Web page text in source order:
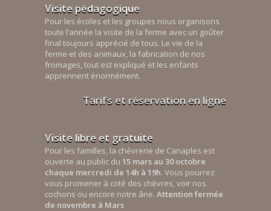
Visite pédagogique
Pour les écoles et les groupes nous organisons
toute l’année la visite de la ferme avec un goûter
final toujours apprécié de tous. Le vie de la
ferme et des animaux, la fabrication de nos
fromages, tout est expliqué et les enfants
apprennent énormément.
Tarifs et réservation en ligne
Visite libre et gratuite
Pour les familles, la chèvrerie de Canaples est
ouverte au public du 15 mars au 30 octobre
chaque mercredi de 14h à 19h. Vous pourrez
vous promener à coté des chèvres, voir nos
cochons ou encore notre âne. Attention fermée
de novembre à Mars